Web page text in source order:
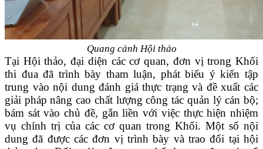
Quang cảnh Hội thảo
Tại Hội thảo, đại diện các cơ quan, đơn vị trong Khối
thi đua đã trình bày tham luận, phát biểu ý kiến tập
trung vào nội dung đánh giá thực trạng và đề xuất các
giải pháp nâng cao chất lượng công tác quản lý cán bộ;
bám sát vào chủ đề, gắn liền với việc thực hiện nhiệm
vụ chính trị của các cơ quan trong Khối. Một số nội
dung đã được các đơn vị trình bày và trao đổi tại hội